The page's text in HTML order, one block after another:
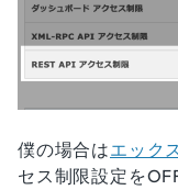
僕の場合はエック
セス制限設定を